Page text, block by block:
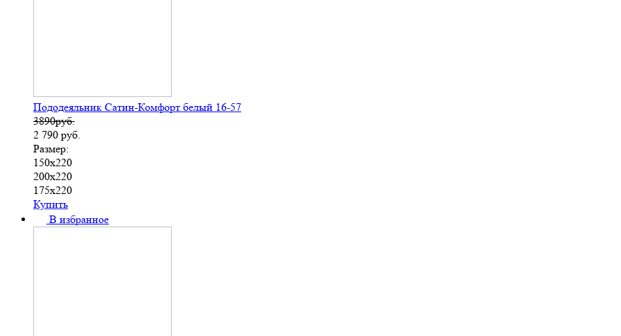
Пододеяльник Сатин-Комфорт белый 16-57
3890руб.
2 790 руб.
Размер:
150х220
200х220
175х220
Купить
В избранное